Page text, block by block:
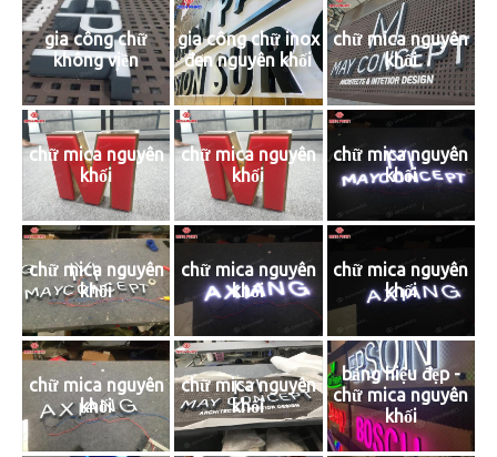
gia công chữ
không viền
gia công chữ inox
đen nguyên khối
chữ mica nguyên
khối
chữ mica nguyên
khối
chữ mica nguyên
khối
chữ mica nguyên
khối
chữ mica nguyên
khối
chữ mica nguyên
khối
chữ mica nguyên
khối
chữ mica nguyên
khối
chữ mica nguyên
khối
bảng hiệu đẹp -
chữ mica nguyên
khối